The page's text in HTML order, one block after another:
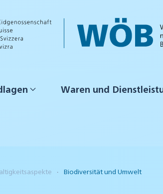
Waren und
Biodiversität und Umwelt